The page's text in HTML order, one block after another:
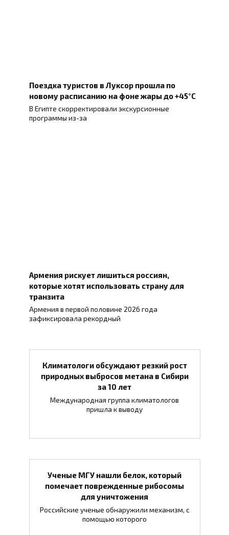
Поездка туристов в Луксор прошла по
новому расписанию на фоне жары до +45°C
В Египте скорректировали экскурсионные
программы из-за
Армения рискует лишиться россиян,
которые хотят использовать страну для
транзита
Армения в первой половине 2026 года
зафиксировала рекордный
Климатологи обсуждают резкий рост
природных выбросов метана в Сибири
за 10 лет
Международная группа климатологов
пришла к выводу
Ученые МГУ нашли белок, который
помечает поврежденные рибосомы
для уничтожения
Российские ученые обнаружили механизм, с
помощью которого